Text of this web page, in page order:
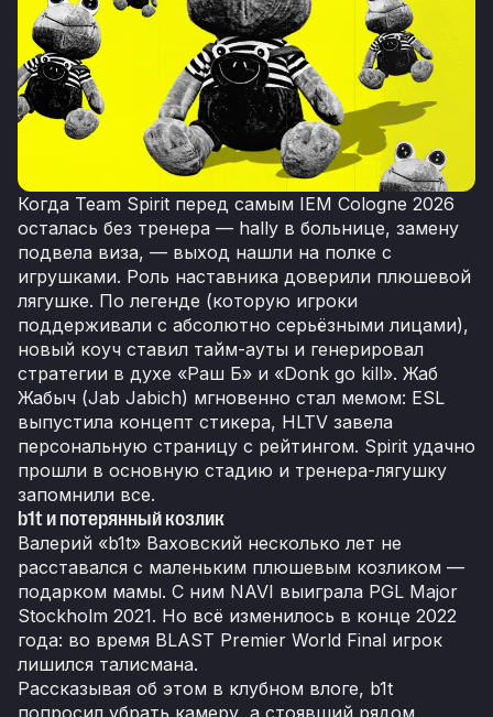
Когда Team Spirit перед самым IEM Cologne 2026
осталась без тренера — hally в больнице, замену
подвела виза, — выход нашли на полке с
игрушками. Роль наставника доверили плюшевой
лягушке. По легенде (которую игроки
поддерживали с абсолютно серьёзными лицами),
новый коуч ставил тайм-ауты и генерировал
стратегии в духе «Раш Б» и «Donk go kill». Жаб
Жабыч (Jab Jabich) мгновенно стал мемом: ESL
выпустила концепт стикера, HLTV завела
персональную страницу с рейтингом. Spirit удачно
прошли в основную стадию и тренера-лягушку
запомнили все.
b1t и потерянный козлик
Валерий «b1t» Ваховский несколько лет не
расставался с маленьким плюшевым козликом —
подарком мамы. С ним NAVI выиграла PGL Major
Stockholm 2021. Но всё изменилось в конце 2022
года: во время BLAST Premier World Final игрок
лишился талисмана.
Рассказывая об этом в клубном влоге, b1t